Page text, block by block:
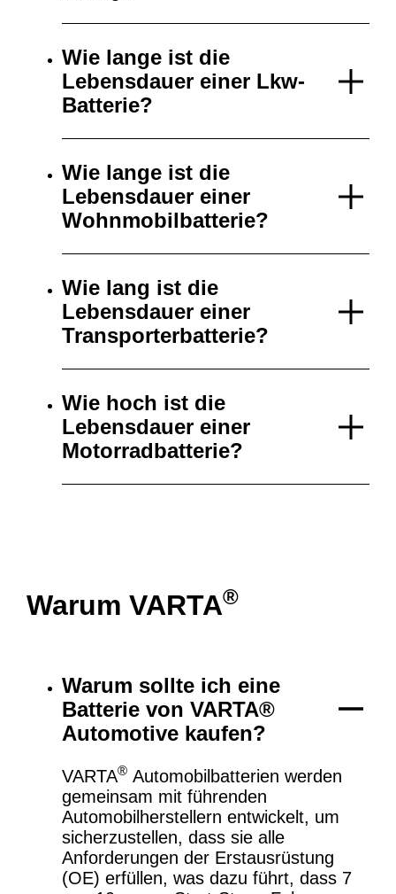
Wie lange ist die
Lebensdauer einer Lkw-
Batterie?
Wie lange ist die
Lebensdauer einer
Wohnmobilbatterie?
Wie lang ist die
Lebensdauer einer
Transporterbatterie?
Wie hoch ist die
Lebensdauer einer
Motorradbatterie?
Warum VARTA®
Warum sollte ich eine
Batterie von VARTA®
Automotive kaufen?
VARTA® Automobilbatterien werden
gemeinsam mit führenden
Automobilherstellern entwickelt, um
sicherzustellen, dass sie alle
Anforderungen der Erstausrüstung
(OE) erfüllen, was dazu führt, dass 7